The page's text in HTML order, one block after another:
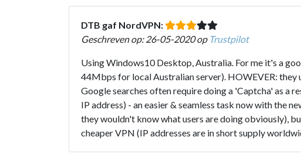
DTB gaf NordVPN:
Geschreven op: 26-05-2020 op Trustpilot
Using Windows10 Desktop, Australia. For me it's a
44Mbps for local Australian server). HOWEVER: they
Google searches often require doing a 'Captcha' as a
IP address) - an easier & seamless task now with the
they wouldn't know what users are doing obviously),
cheaper VPN (IP addresses are in short supply